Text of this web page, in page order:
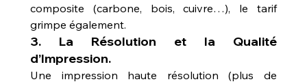
composite (carbone, bois, cuivre…), le tarif
grimpe également.
3. La Résolution et la Qualité
d’Impression.
Une impression haute résolution (plus de